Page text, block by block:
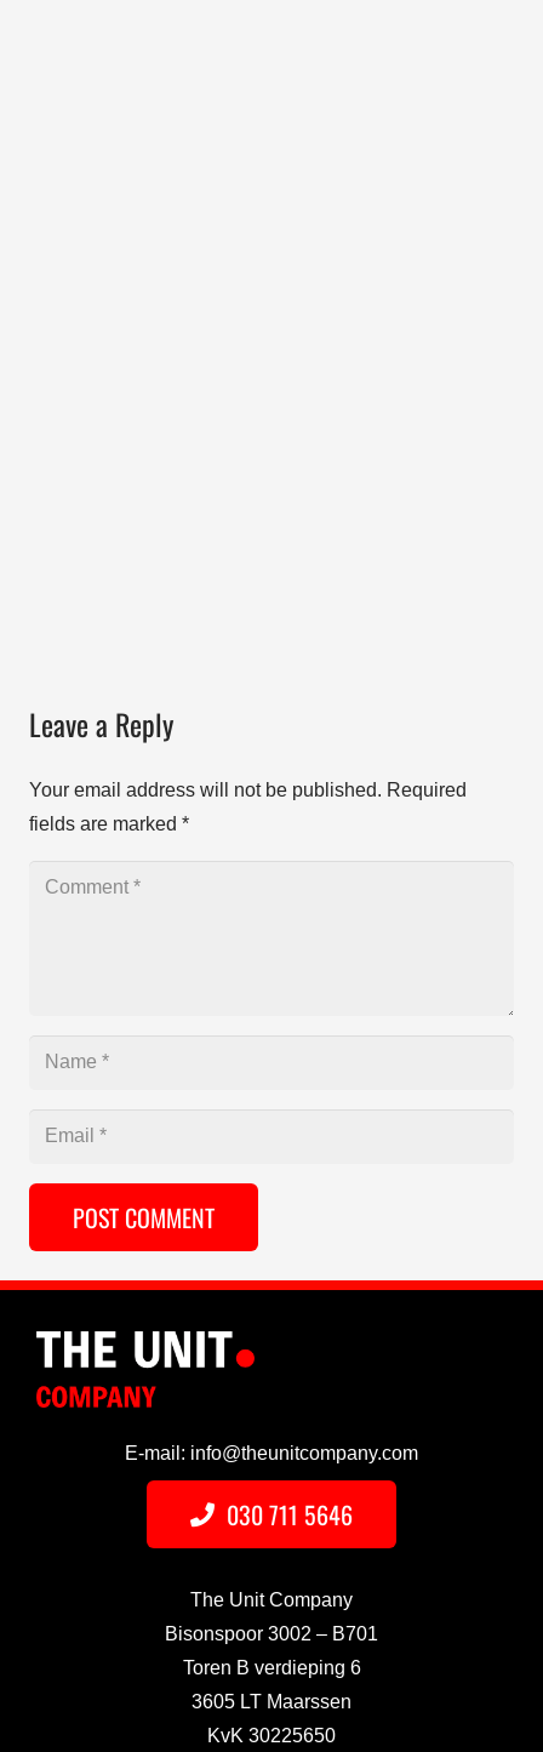
Leave a Reply
Your email address will not be published. Required
fields are marked *
POST COMMENT
E-mail: info@theunitcompany.com
030 711 5646
The Unit Company
Bisonspoor 3002 – B701
Toren B verdieping 6
3605 LT Maarssen
KvK 30225650